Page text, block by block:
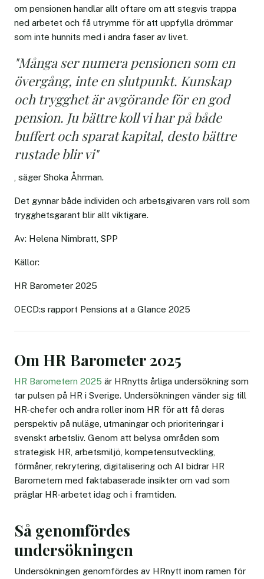
om pensionen handlar allt oftare om att stegvis trappa
ned arbetet och få utrymme för att uppfylla drömmar
som inte hunnits med i andra faser av livet.
"Många ser numera pensionen som en
övergång, inte en slutpunkt. Kunskap
och trygghet är avgörande för en god
pension. Ju bättre koll vi har på både
buffert och sparat kapital, desto bättre
rustade blir vi"
, säger Shoka Åhrman.
Det gynnar både individen och arbetsgivaren vars roll som
trygghetsgarant blir allt viktigare.
Av: Helena Nimbratt, SPP
Källor:
HR Barometer 2025
OECD:s rapport Pensions at a Glance 2025
Om HR Barometer 2025
HR Barometern 2025 är HRnytts årliga undersökning som
tar pulsen på HR i Sverige. Undersökningen vänder sig till
HR-chefer och andra roller inom HR för att få deras
perspektiv på nuläge, utmaningar och prioriteringar i
svenskt arbetsliv. Genom att belysa områden som
strategisk HR, arbetsmiljö, kompetensutveckling,
förmåner, rekrytering, digitalisering och AI bidrar HR
Barometern med faktabaserade insikter om vad som
präglar HR-arbetet idag och i framtiden.
Så genomfördes
undersökningen
Undersökningen genomfördes av HRnytt inom ramen för